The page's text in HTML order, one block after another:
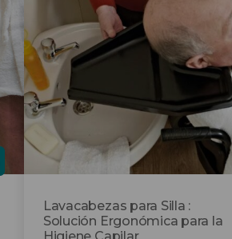
Lavacabezas para Silla :
Solución Ergonómica para la